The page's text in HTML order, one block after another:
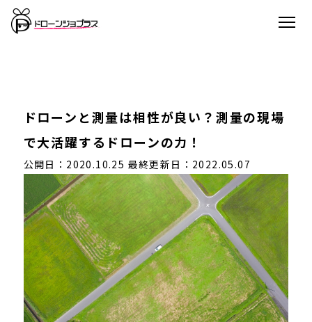
ドローンと測量は相性が良い？測量の現場
で大活躍するドローンの力！
公開日：2020.10.25 最終更新日：2022.05.07